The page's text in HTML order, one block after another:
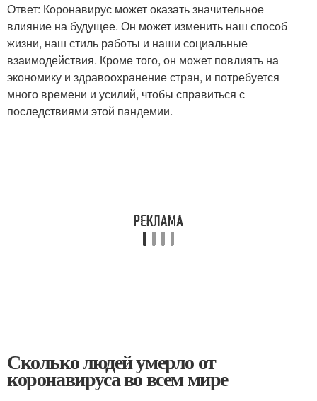
Ответ: Коронавирус может оказать значительное
влияние на будущее. Он может изменить наш способ
жизни, наш стиль работы и наши социальные
взаимодействия. Кроме того, он может повлиять на
экономику и здравоохранение стран, и потребуется
много времени и усилий, чтобы справиться с
последствиями этой пандемии.
Сколько людей умерло от
коронавируса во всем мире